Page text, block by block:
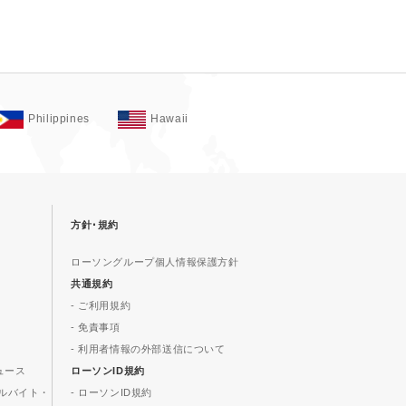
Philippines Hawaii
ース
バイト・
方針･規約
ローソングループ個人情報保護方針
共通規約
- ご利用規約
- 免責事項
- 利用者情報の外部送信について
ローソンID規約
- ローソンID規約